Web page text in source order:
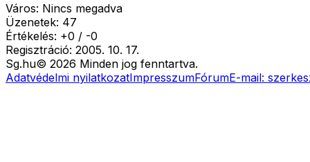
Város: Nincs megadva
Üzenetek: 47
Értékelés: +0 / -0
Regisztráció: 2005. 10. 17.
Sg.hu© 2026 Minden jog fenntartva.
Adatvédelmi nyilatkozatImpresszumFórumE-mail: